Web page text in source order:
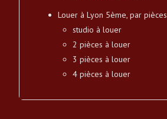
Louer à Lyon 5ème, par pièces
studio à louer
2 pièces à louer
3 pièces à louer
4 pièces à louer